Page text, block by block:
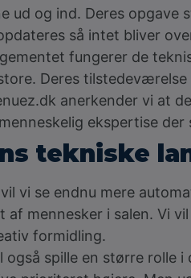
ud og ind. Deres
så intet bliver
fungerer de
Deres
anerkender vi at
ekspertise der
tekniske
vi se endnu mere
af mennesker i salen. Vi
formidling.
spille en større rolle